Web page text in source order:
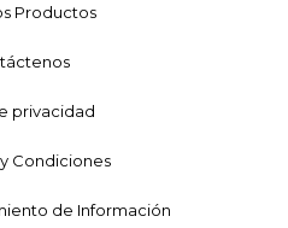
Productos
privacidad
Condiciones
de Información